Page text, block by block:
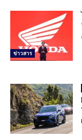
ข่าวสาร